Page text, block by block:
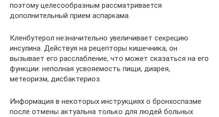
поэтому целесообразным рассматривается
дополнительный прием аспаркама.
Кленбутерол незначительно увеличивает секрецию
инсулина. Действуя на рецепторы кишечника, он
вызывает его расслабление, что может сказаться на его
функции: неполная усвояемость пищи, диарея,
метеоризм, дисбактериоз.
Информация в некоторых инструкциях о бронхоспазме
после отмены актуальна только для людей больных